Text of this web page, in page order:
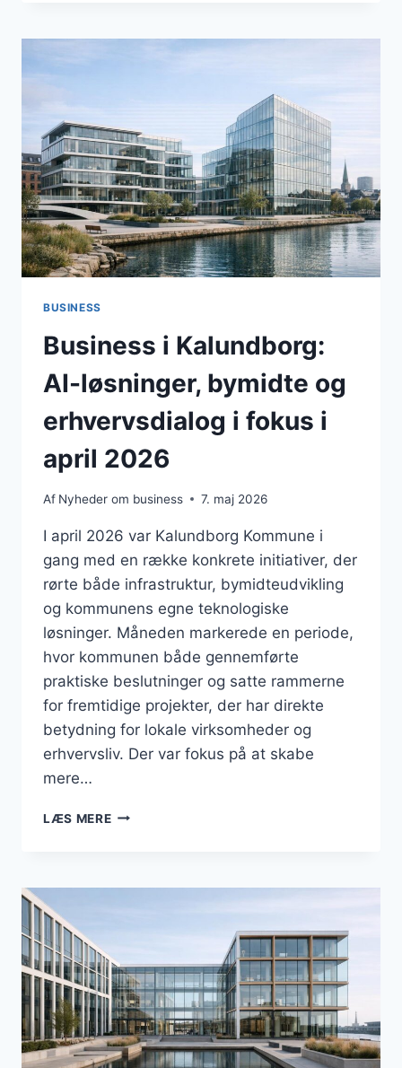
MED
RAMMER
FOR
VIRKSOMHEDER
BUSINESS
Business i Kalundborg:
AI-løsninger, bymidte og
erhvervsdialog i fokus i
april 2026
Af Nyheder om business 7. maj 2026
I april 2026 var Kalundborg Kommune i
gang med en række konkrete initiativer, der
rørte både infrastruktur, bymidteudvikling
og kommunens egne teknologiske
løsninger. Måneden markerede en periode,
hvor kommunen både gennemførte
praktiske beslutninger og satte rammerne
for fremtidige projekter, der har direkte
betydning for lokale virksomheder og
erhvervsliv. Der var fokus på at skabe
mere…
LÆS MEREBUSINESS
LØSNINGER,
ERHVERVSDIALOG
I
FOKUS
I
APRIL
2026